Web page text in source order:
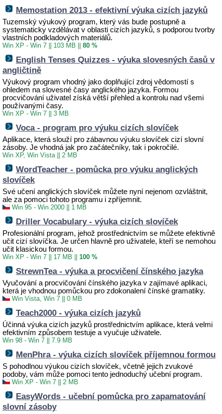
Memostation 2013 - efektivní výuka cizích jazyků
Tuzemský výukový program, který vás bude postupně a
systematicky vzdělávat v oblasti cizích jazyků, s podporou tvorby
vlastních podkladových materiálů.
Win XP - Win 7 103 MB 80 %
English Tenses Quizzes - výuka slovesných časů v
angličtině
Výukový program vhodný jako doplňující zdroj vědomostí s
ohledem na slovesné časy anglického jazyka. Formou
procvičování uživatel získá větší přehled a kontrolu nad všemi
používanými časy.
Win XP - Win 7 3 MB
Voca - program pro výuku cizích slovíček
Aplikace, která slouží pro zábavnou výuku slovíček cizí slovní
zásoby. Je vhodná jak pro začátečníky, tak i pokročilé.
Win XP, Win Vista|| 2 MB
WordTeacher - pomůcka pro výuku anglických
slovíček
Své učení anglických slovíček můžete nyní nejenom ozvláštnit,
ale za pomoci tohoto programu i zpříjemnit.
Win 95 - Win 2000 1 MB
Driller Vocabulary - výuka cizích slovíček
Profesionální program, jehož prostřednictvím se můžete efektivně
učit cizí slovíčka. Je určen hlavně pro uživatele, kteří se nemohou
učit klasickou formou.
Win XP - Win 7 17 MB 100 %
StrewnTea - výuka a procvičení čínského jazyka
Vyučování a procvičování čínského jazyka v zajímavé aplikaci,
která je vhodnou pomůckou pro zdokonalení čínské gramatiky.
Win Vista, Win 7 0 MB
Teach2000 - výuka cizích jazyků
Účinná výuka cizích jazyků prostřednictvím aplikace, která velmi
efektivním způsobem testuje a vyučuje uživatele.
Win 98 - Win 7 7.9 MB
MenPhra - výuka cizích slovíček příjemnou formou
S pohodlnou výukou cizích slovíček, včetně jejich zvukové
podoby, vám může pomoci tento jednoduchý učební program.
Win XP - Win 7 2 MB
EasyWords - učební pomůcka pro zapamatování
slovní zásoby